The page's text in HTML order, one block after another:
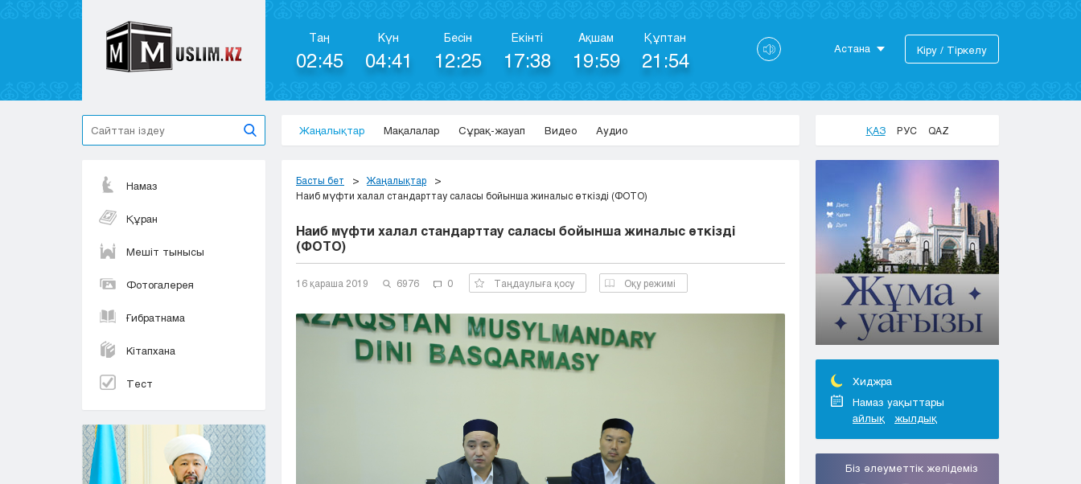
Таң
02:45
Күн
04:41
Бесін
12:25
Екінті
17:38
Ақшам
19:59
Құптан
21:54 Астана
Актобе
Караганда
Кокшетау
Костанай
Кызылорда
Павлодар
Петропавловск
Семей
Талдыкорган
Тараз
Туркестан
Уральск
Усть-Каменогорск
Шымкент
Кіру / Тіркелу
Жаңалықтар Мақалалар Сұрақ-жауап Видео Аудио ҚАЗ РУС QAZ
Намаз
Құран
Мешіт тынысы
Фотогалерея
Ғибратнама
Кітапхана
Тест
Басты бет
Жаңалықтар
Наиб мүфти халал стандарттау саласы бойынша жиналыс өткізді (ФОТО)
Наиб мүфти халал стандарттау саласы бойынша жиналыс өткізді
(ФОТО)
16 қараша 2019 6976 0 Таңдаулыға қосу Оқу режимі
Хиджра
Намаз уақыттары
айлық
жылдық
Біз әлеуметтік желідеміз